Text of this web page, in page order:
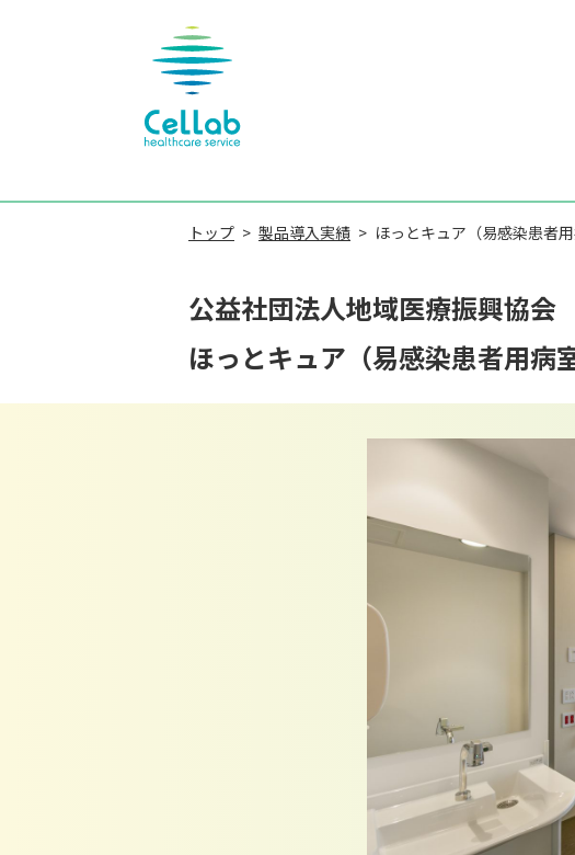
トップ 製品導入実績 ほっとキュア（易感染患
公益社団法人地域医療振興協
ほっとキュア（易感染患者用病